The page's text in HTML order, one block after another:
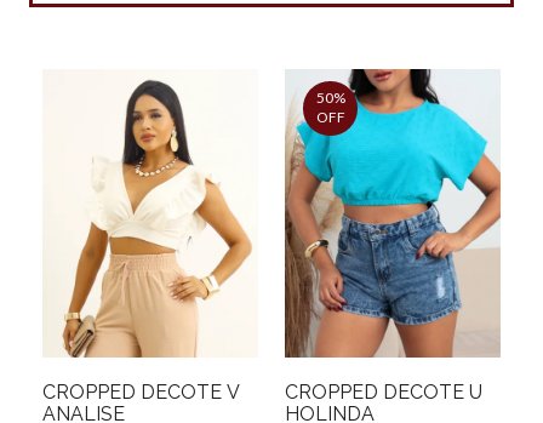
CROPPED DECOTE V
ANALISE
50%
OFF
CROPPED DECOTE U
HOLINDA